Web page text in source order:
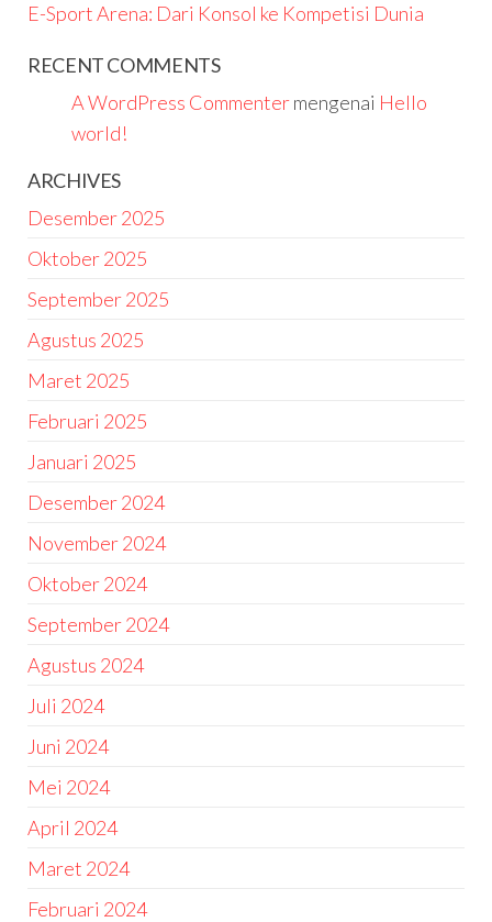
E-Sport Arena: Dari Konsol ke Kompetisi Dunia
RECENT COMMENTS
A WordPress Commentermengenai Hello
world!
ARCHIVES
Desember 2025
Oktober 2025
September 2025
Agustus 2025
Maret 2025
Februari 2025
Januari 2025
Desember 2024
November 2024
Oktober 2024
September 2024
Agustus 2024
Juli 2024
Juni 2024
Mei 2024
April 2024
Maret 2024
Februari 2024